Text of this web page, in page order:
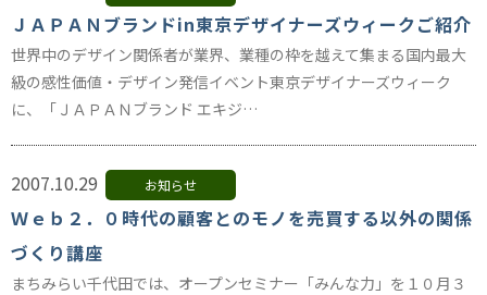
ＪＡＰＡＮブランドin東京デザイナーズウィークご紹介
世界中のデザイン関係者が業界、業種の枠を越えて集まる国内最大
級の感性価値・デザイン発信イベント東京デザイナーズウィーク
に、「ＪＡＰＡＮブランド エキジ…
2007.10.29 お知らせ
Ｗｅｂ２．０時代の顧客とのモノを売買する以外の関係
づくり講座
まちみらい千代田では、オープンセミナー「みんな力」を１０月３